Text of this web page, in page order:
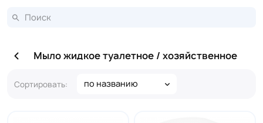
Мыло жидкое туалетное / хозяйственное
Сортировать: по названию